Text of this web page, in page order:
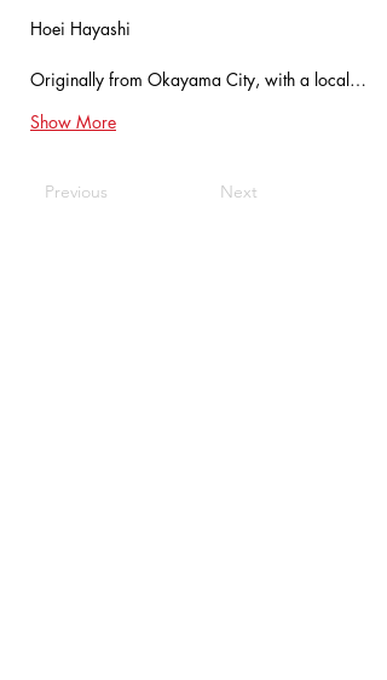
Hoei Hayashi
Originally from Okayama City, with a local…
Show More
Previous Next